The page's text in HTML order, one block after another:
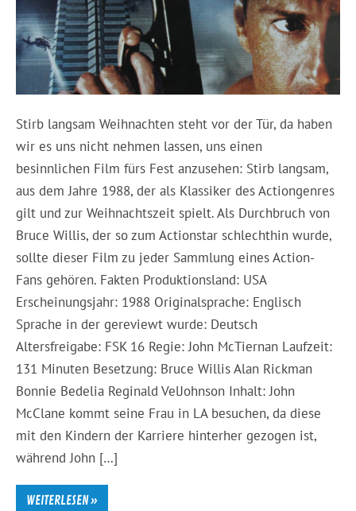
Stirb langsam Weihnachten steht vor der Tür, da haben
wir es uns nicht nehmen lassen, uns einen
besinnlichen Film fürs Fest anzusehen: Stirb langsam,
aus dem Jahre 1988, der als Klassiker des Actiongenres
gilt und zur Weihnachtszeit spielt. Als Durchbruch von
Bruce Willis, der so zum Actionstar schlechthin wurde,
sollte dieser Film zu jeder Sammlung eines Action-
Fans gehören. Fakten Produktionsland: USA
Erscheinungsjahr: 1988 Originalsprache: Englisch
Sprache in der gereviewt wurde: Deutsch
Altersfreigabe: FSK 16 Regie: John McTiernan Laufzeit:
131 Minuten Besetzung: Bruce Willis Alan Rickman
Bonnie Bedelia Reginald VelJohnson Inhalt: John
McClane kommt seine Frau in LA besuchen, da diese
mit den Kindern der Karriere hinterher gezogen ist,
während John […]
WEITERLESEN »